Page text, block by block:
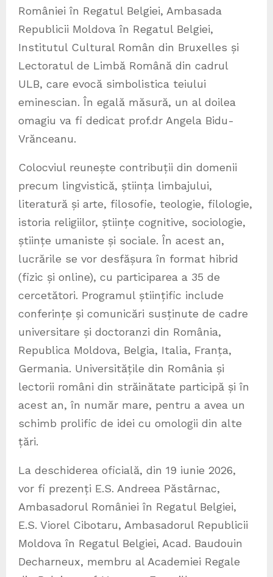
României în Regatul Belgiei, Ambasada
Republicii Moldova în Regatul Belgiei,
Institutul Cultural Român din Bruxelles și
Lectoratul de Limbă Română din cadrul
ULB, care evocă simbolistica teiului
eminescian. În egală măsură, un al doilea
omagiu va fi dedicat prof.dr Angela Bidu-
Vrănceanu.
Colocviul reunește contribuții din domenii
precum lingvistică, știința limbajului,
literatură și arte, filosofie, teologie, filologie,
istoria religiilor, științe cognitive, sociologie,
științe umaniste și sociale. În acest an,
lucrările se vor desfășura în format hibrid
(fizic și online), cu participarea a 35 de
cercetători. Programul științific include
conferințe și comunicări susținute de cadre
universitare și doctoranzi din România,
Republica Moldova, Belgia, Italia, Franța,
Germania. Universitățile din România și
lectorii români din străinătate participă și în
acest an, în număr mare, pentru a avea un
schimb prolific de idei cu omologii din alte
țări.
La deschiderea oficială, din 19 iunie 2026,
vor fi prezenți E.S. Andreea Păstârnac,
Ambasadorul României în Regatul Belgiei,
E.S. Viorel Cibotaru, Ambasadorul Republicii
Moldova în Regatul Belgiei, Acad. Baudouin
Decharneux, membru al Academiei Regale